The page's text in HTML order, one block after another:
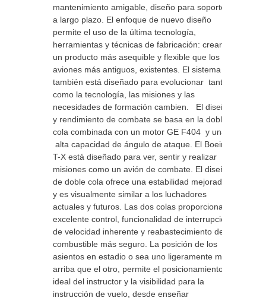
mantenimiento amigable, diseño para soporte
a largo plazo. El enfoque de nuevo diseño
permite el uso de la última tecnología,
herramientas y técnicas de fabricación: crear
un producto más asequible y flexible que los
aviones más antiguos, existentes. El sistema
también está diseñado para evolucionar tanto
como la tecnología, las misiones y las
necesidades de formación cambien. El diseño
y rendimiento de combate se basa en la doble
cola combinada con un motor GE F404 y una
alta capacidad de ángulo de ataque. El Boeing
T-X está diseñado para ver, sentir y realizar
misiones como un avión de combate. El diseño
de doble cola ofrece una estabilidad mejorada
y es visualmente similar a los luchadores
actuales y futuros. Las dos colas proporcionan
excelente control, funcionalidad de interrupción
de velocidad inherente y reabastecimiento de
combustible más seguro. La posición de los
asientos en estadio o sea uno ligeramente más
arriba que el otro, permite el posicionamiento
ideal del instructor y la visibilidad para la
instrucción de vuelo, desde enseñar